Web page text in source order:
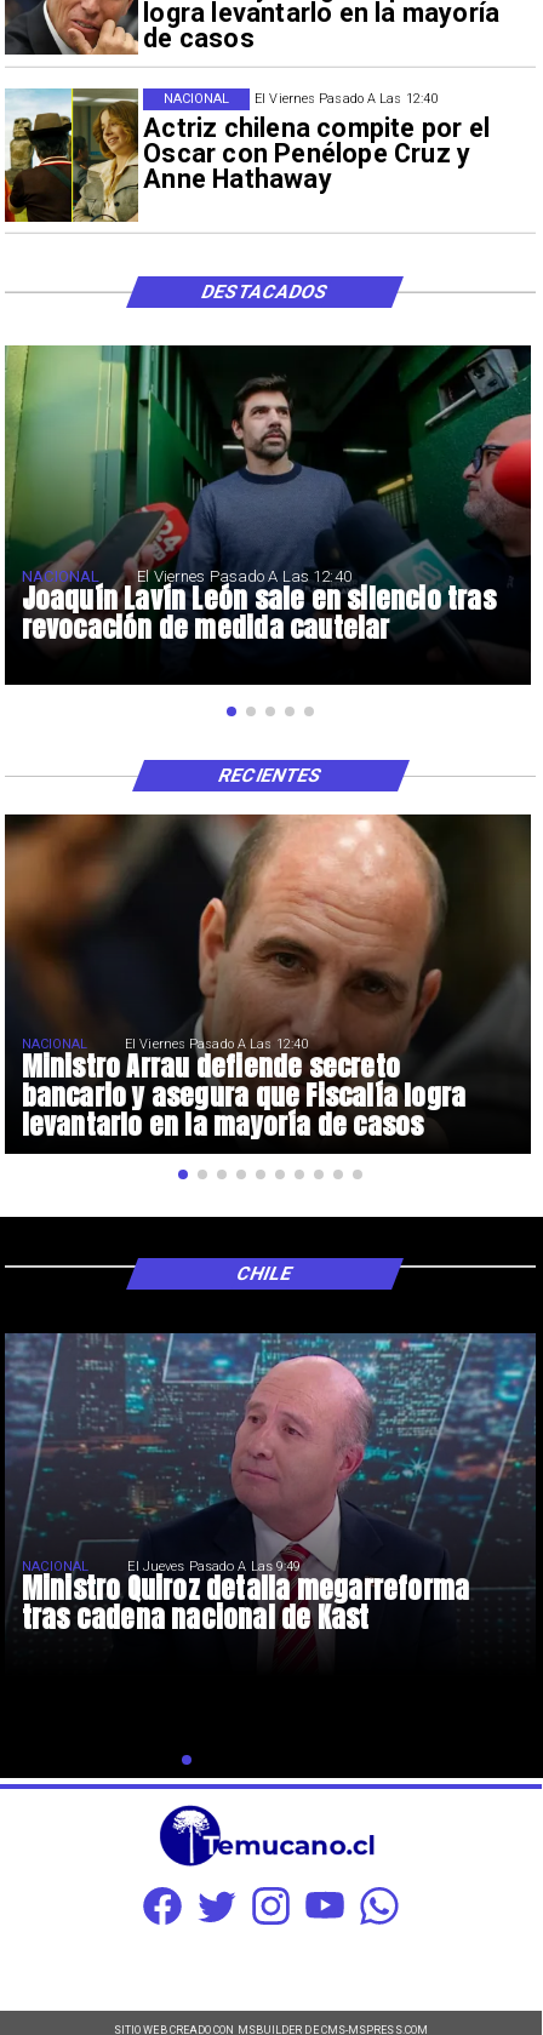
logra levantarlo en la mayoría
de casos
El Viernes Pasado A Las 12:40
Actriz chilena compite por el
Oscar con Penélope Cruz y
Anne Hathaway
NACIONAL
Joaquín Lavín León sale en silencio tras
revocación de medida cautelar
NACIONAL El Viernes Pasado A Las 12:40
DESTACADOS
Ministro Arrau defiende secreto
bancario y asegura que Fiscalía logra
levantarlo en la mayoría de casos
NACIONAL El Viernes Pasado A Las 12:40
RECIENTES
Ministro Quiroz detalla megarreforma
tras cadena nacional de Kast
NACIONAL El Jueves Pasado A Las 9:49
CHILE
SITIO WEB CREADO CON MSBUILDER DE CMS-MSPRESS.COM